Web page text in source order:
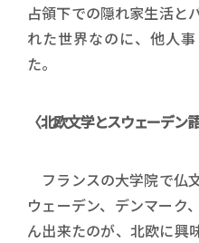
占領下での隠れ家生活と
れた世界なのに、他人
た。
〈北欧文学とスウェーデン語
フランスの大学院で仏
ウェーデン、デンマーク
ん出来たのが、北欧に興